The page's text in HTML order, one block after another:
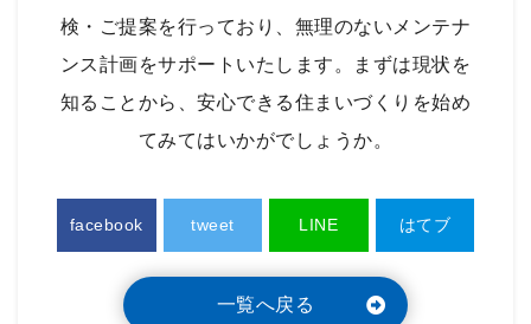
検・ご提案を行っており、無理のないメンテナ
ンス計画をサポートいたします。まずは現状を
知ることから、安心できる住まいづくりを始め
てみてはいかがでしょうか。
facebook tweet LINE はてブ
一覧へ戻る